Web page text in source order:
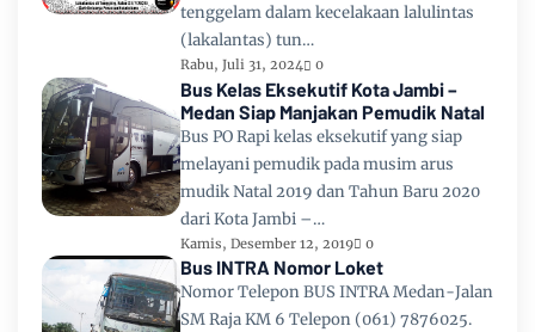
tenggelam dalam kecelakaan lalulintas
(lakalantas) tun…
Rabu, Juli 31, 2024 0
Bus Kelas Eksekutif Kota Jambi –
Medan Siap Manjakan Pemudik Natal
Bus PO Rapi kelas eksekutif yang siap
melayani pemudik pada musim arus
mudik Natal 2019 dan Tahun Baru 2020
dari Kota Jambi –…
Kamis, Desember 12, 2019 0
Bus INTRA Nomor Loket
Nomor Telepon BUS INTRA Medan-Jalan
SM Raja KM 6 Telepon (061) 7876025.